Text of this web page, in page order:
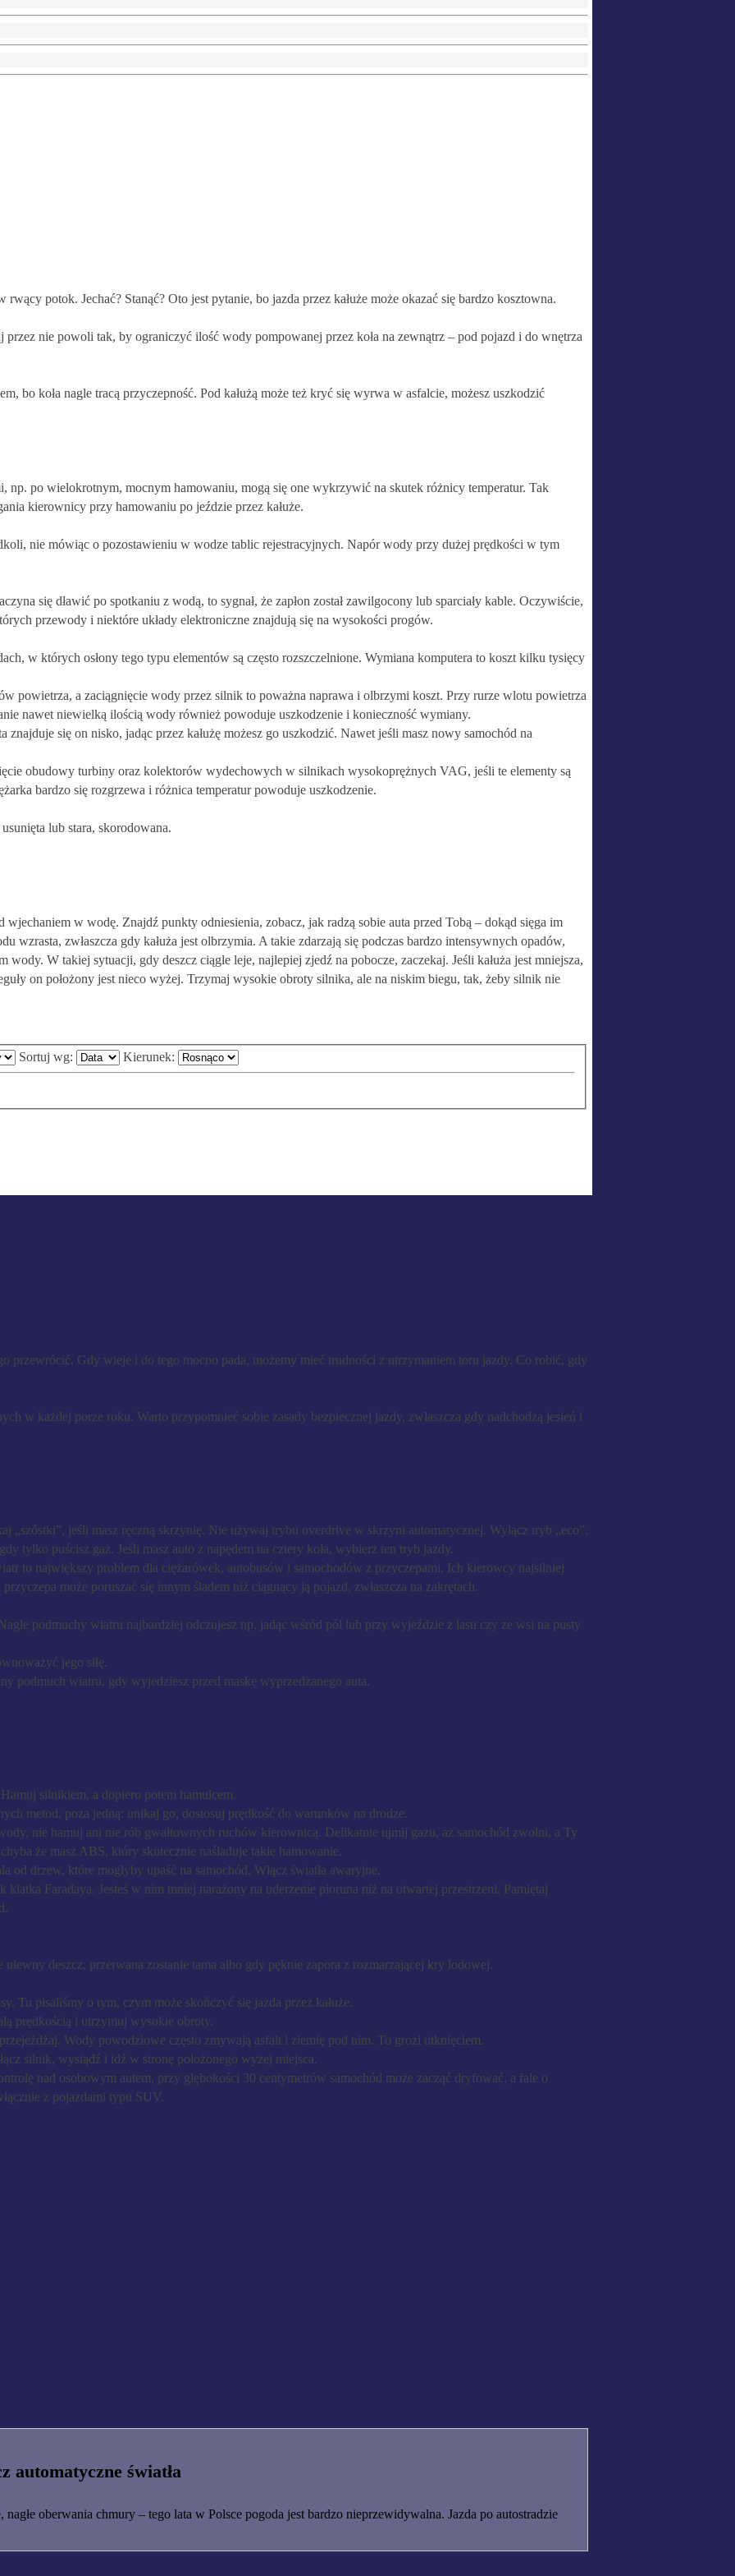
potok. Jechać? Stanąć? Oto jest pytanie, bo jazda przez kałuże może okazać się bardzo kosztowna.
przez nie powoli tak, by ograniczyć ilość wody pompowanej przez koła na zewnątrz – pod pojazd i do wnętrza
bo koła nagle tracą przyczepność. Pod kałużą może też kryć się wyrwa w asfalcie, możesz uszkodzić
np. po wielokrotnym, mocnym hamowaniu, mogą się one wykrzywić na skutek różnicy temperatur. Tak
kierownicy przy hamowaniu po jeździe przez kałuże.
nie mówiąc o pozostawieniu w wodze tablic rejestracyjnych. Napór wody przy dużej prędkości w tym
się dławić po spotkaniu z wodą, to sygnał, że zapłon został zawilgocony lub sparciały kable. Oczywiście,
przewody i niektóre układy elektroniczne znajdują się na wysokości progów.
w których osłony tego typu elementów są często rozszczelnione. Wymiana komputera to koszt kilku tysięcy
powietrza, a zaciągnięcie wody przez silnik to poważna naprawa i olbrzymi koszt. Przy rurze wlotu powietrza
nawet niewielką ilością wody również powoduje uszkodzenie i konieczność wymiany.
się on nisko, jadąc przez kałużę możesz go uszkodzić. Nawet jeśli masz nowy samochód na
obudowy turbiny oraz kolektorów wydechowych w silnikach wysokoprężnych VAG, jeśli te elementy są
bardzo się rozgrzewa i różnica temperatur powoduje uszkodzenie.
lub stara, skorodowana.
w wodę. Znajdź punkty odniesienia, zobacz, jak radzą sobie auta przed Tobą – dokąd sięga im
wzrasta, zwłaszcza gdy kałuża jest olbrzymia. A takie zdarzają się podczas bardzo intensywnych opadów,
W takiej sytuacji, gdy deszcz ciągle leje, najlepiej zjedź na pobocze, zaczekaj. Jeśli kałuża jest mniejsza,
on położony jest nieco wyżej. Trzymaj wysokie obroty silnika, ale na niskim biegu, tak, żeby silnik nie
przewrócić. Gdy wieje i do tego mocno pada, możemy mieć trudności z utrzymaniem toru jazdy. Co robić, gdy
w każdej porze roku. Warto przypomnieć sobie zasady bezpiecznej jazdy, zwłaszcza gdy nadchodzą jesień i
„szóstki”, jeśli masz ręczną skrzynię. Nie używaj trybu overdrive w skrzyni automatycznej. Wyłącz tryb „eco”.
tylko puścisz gaz. Jeśli masz auto z napędem na cztery koła, wybierz ten tryb jazdy.
to największy problem dla ciężarówek, autobusów i samochodów z przyczepami. Ich kierowcy najsilniej
może poruszać się innym śladem niż ciągnący ją pojazd, zwłaszcza na zakrętach.
podmuchy wiatru najbardziej odczujesz np. jadąc wśród pól lub przy wyjeździe z lasu czy ze wsi na pusty
jego siłę.
podmuch wiatru, gdy wyjedziesz przed maskę wyprzedzanego auta.
silnikiem, a dopiero potem hamulcem.
metod, poza jedną: unikaj go, dostosuj prędkość do warunków na drodze.
nie hamuj ani nie rób gwałtownych ruchów kierownicą. Delikatnie ujmij gazu, aż samochód zwolni, a Ty
że masz ABS, który skutecznie naśladuje takie hamowanie.
od drzew, które mogłyby upaść na samochód. Włącz światła awaryjne.
klatka Faradaya. Jesteś w nim mniej narażony na uderzenie pioruna niż na otwartej przestrzeni. Pamiętaj
deszcz, przerwana zostanie tama albo gdy pęknie zapora z rozmarzającej kry lodowej.
Tu pisaliśmy o tym, czym może skończyć się jazda przez kałuże.
prędkością i utrzymuj wysokie obroty.
Wody powodziowe często zmywają asfalt i ziemię pod nim. To grozi utknięciem.
silnik, wysiądź i idź w stronę położonego wyżej miejsca.
nad osobowym autem, przy głębokości 30 centymetrów samochód może zacząć dryfować, a fale o
z pojazdami typu SUV.
automatyczne światła
nagłe oberwania chmury – tego lata w Polsce pogoda jest bardzo nieprzewidywalna. Jazda po autostradzie
Sortuj wg: Kierunek: